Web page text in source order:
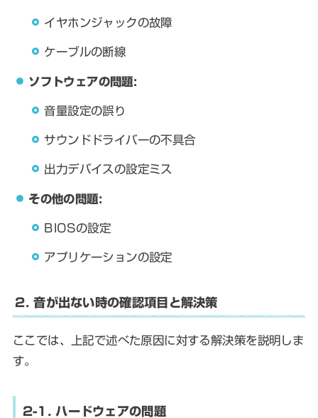
イヤホンジャックの故障
ケーブルの断線
ソフトウェアの問題:
音量設定の誤り
サウンドドライバーの不具合
出力デバイスの設定ミス
その他の問題:
BIOSの設定
アプリケーションの設定
2. 音が出ない時の確認項目と解決策
ここでは、上記で述べた原因に対する解決策を説明しま
す。
2-1. ハードウェアの問題